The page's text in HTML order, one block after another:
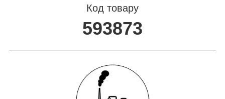
Код товару
593873